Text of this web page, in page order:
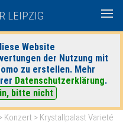
LEIPZIG
Website
der Nutzung mit
zu erstellen. Mehr
Datenschutzerklärung.
bitte nicht
|morgen| Detaillierte Suche
Konzert > Krystallpalast Varieté